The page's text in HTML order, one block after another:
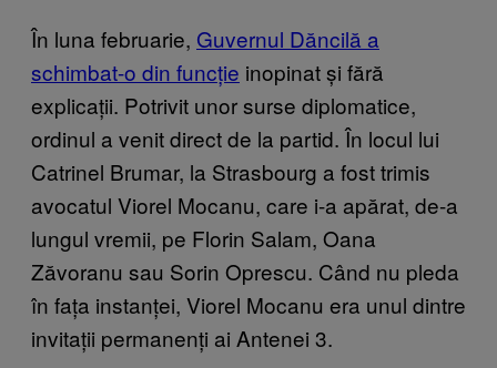
În luna februarie, Guvernul Dăncilă a
schimbat-o din funcție inopinat și fără
explicații. Potrivit unor surse diplomatice,
ordinul a venit direct de la partid. În locul lui
Catrinel Brumar, la Strasbourg a fost trimis
avocatul Viorel Mocanu, care i-a apărat, de-a
lungul vremii, pe Florin Salam, Oana
Zăvoranu sau Sorin Oprescu. Când nu pleda
în fața instanței, Viorel Mocanu era unul dintre
invitații permanenți ai Antenei 3.